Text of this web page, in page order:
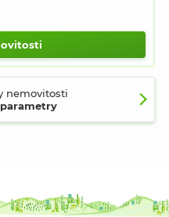
nemovitosti